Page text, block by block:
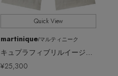
Quick View
martinique/マルティニーク
¥25,300